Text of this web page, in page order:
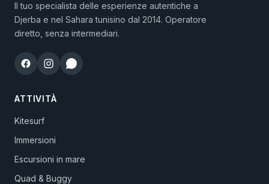
Il tuo specialista delle esperienze autentiche a
Djerba e nel Sahara tunisino dal 2014. Operatore
diretto, senza intermediari.
ATTIVITÀ
Kitesurf
Immersioni
Escursioni in mare
Quad & Buggy